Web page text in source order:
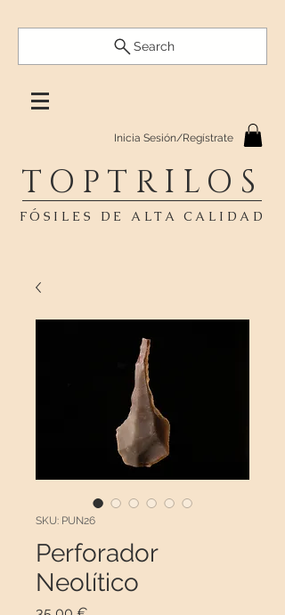
Search
Inicia Sesión/Regístrate
TOPTRILOS
FÓSILES DE ALTA CALIDAD
SKU: PUN26
Perforador
Neolítico